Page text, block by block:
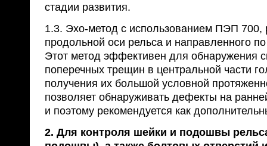
стадии развития.
1.3. Эхо-метод с использованием ПЭП 700,
продольной оси рельса и направленного
Этот метод эффективен для обнаружения
поперечных трещин в центральной части
получения их большой условной
позволяет обнаруживать дефекты на
и поэтому рекомендуется как
2. Для контроля шейки и подошвы